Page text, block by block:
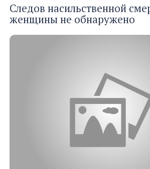
Следов насильственной
женщины не обнаружено